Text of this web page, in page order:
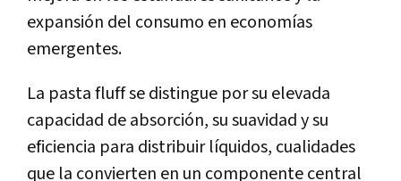
expansión del consumo en economías
emergentes.
La pasta fluff se distingue por su elevada
capacidad de absorción, su suavidad y su
eficiencia para distribuir líquidos, cualidades
que la convierten en un componente central